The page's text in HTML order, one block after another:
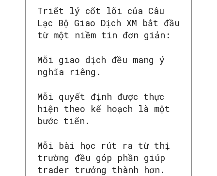
SEARCH...
Triết lý cốt lõi của Câu
Lạc Bộ Giao Dịch XM bắt đầu
từ một niềm tin đơn giản:
Mỗi giao dịch đều mang ý
nghĩa riêng.
Mỗi quyết định được thực
hiện theo kế hoạch là một
bước tiến.
Mỗi bài học rút ra từ thị
trường đều góp phần giúp
trader trưởng thành hơn.